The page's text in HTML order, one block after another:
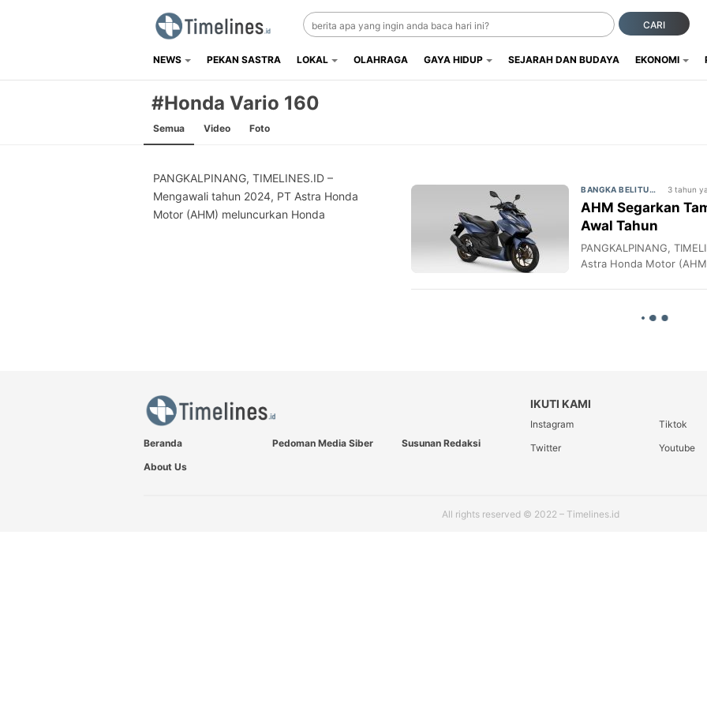
Timelines.id
Media Literasi, Sejarah & Budaya
CARI
NEWS PEKAN SASTRA LOKAL OLAHRAGA GAYA HIDUP SEJARAH DAN BUDAYA EKONOMI
#Honda Vario 160
Semua Video Foto
PANGKALPINANG, TIMELINES.ID –
Mengawali tahun 2024, PT Astra Honda
Motor (AHM) meluncurkan Honda
BANGKA BELITUNG 3 tahun
AHM Segarkan
Awal Tahun
PANGKALPINANG,
Astra Honda Motor
Beranda Pedoman Media Siber
Susunan Redaksi
About Us
IKUTI KAMI
Instagram Tiktok
Twitter
Youtube
All rights reserved © 2022 – Timelines.id